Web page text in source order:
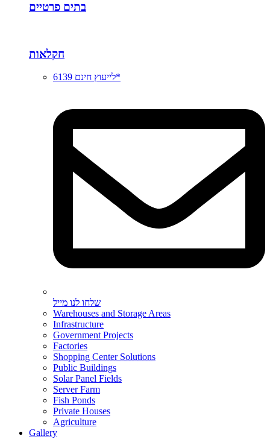
בתים פרטיים
חקלאות
לייעוץ חינם 6139*
שלחו לנו מייל
Warehouses and Storage Areas
Infrastructure
Government Projects
Factories
Shopping Center Solutions
Public Buildings
Solar Panel Fields
Server Farm
Fish Ponds
Private Houses
Agriculture
Gallery